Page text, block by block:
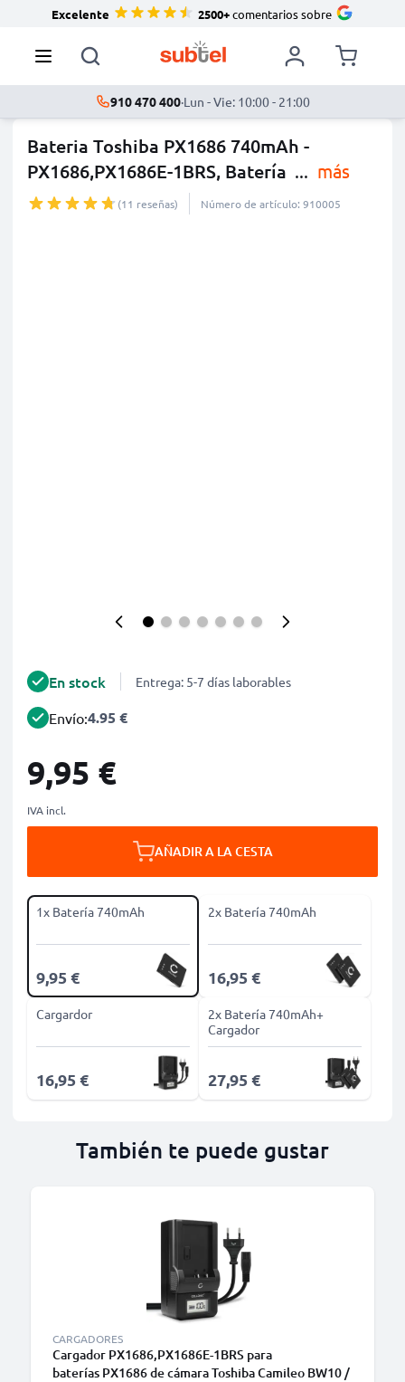
Excelente 2500+comentarios sobre
910 470 400·Lun - Vie: 10:00 - 21:00
Bateria Toshiba PX1686 740mAh -
PX1686,PX1686E-1BRS, Batería ... más
(11 reseñas) Número de artículo: 910005
En stock Entrega: 5-7 días laborables
Envío:4.95 €
9,95 €
IVA incl.
AÑADIR A LA CESTA
1x Batería 740mAh
9,95 €
2x Batería 740mAh
16,95 €
Cargardor
16,95 €
2x Batería 740mAh+
Cargador
27,95 €
También te puede gustar
CARGADORES
Cargador PX1686,PX1686E-1BRS para
baterías PX1686 de cámara Toshiba Camileo BW10 /